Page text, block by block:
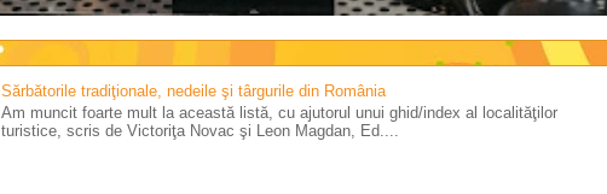
Sărbătorile tradiţionale, nedeile şi târgurile din România
Am muncit foarte mult la această listă, cu ajutorul unui ghid/index al localităţilor
turistice, scris de Victoriţa Novac şi Leon Magdan, Ed....